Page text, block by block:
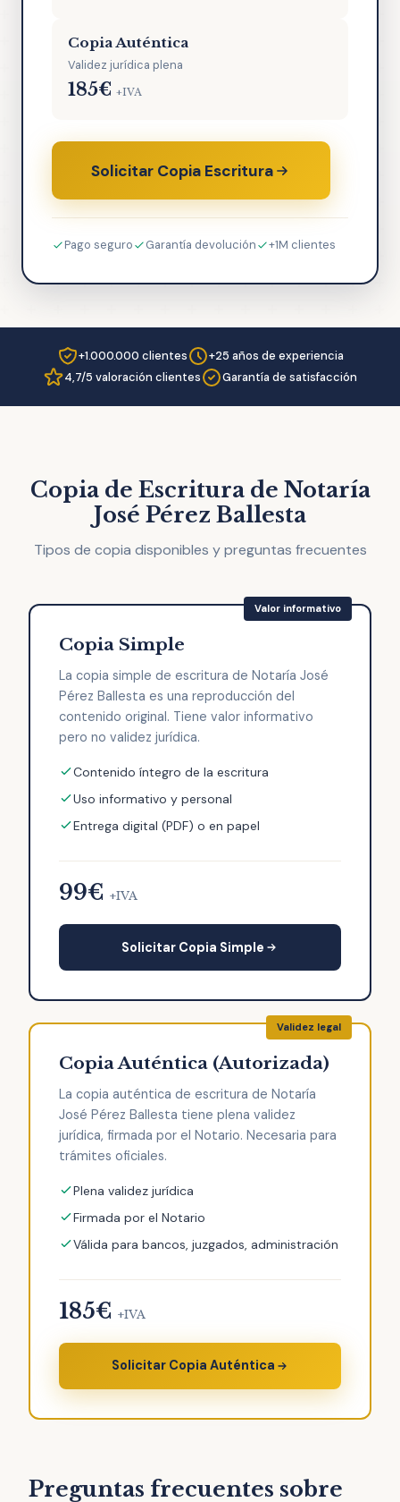
Copia Auténtica
Validez jurídica plena
185€ +IVA
Solicitar Copia Escritura
Pago seguro Garantía devolución +1M clientes
+1.000.000 clientes
+25 años de experiencia
4,7/5 valoración clientes
Garantía de satisfacción
Copia de Escritura de Notaría
José Pérez Ballesta
Tipos de copia disponibles y preguntas frecuentes
Copia Simple
La copia simple de escritura de Notaría José
Pérez Ballesta es una reproducción del
contenido original. Tiene valor informativo
pero no validez jurídica.
Contenido íntegro de la escritura
Uso informativo y personal
Entrega digital (PDF) o en papel
99€ +IVA
Solicitar Copia Simple
Copia Auténtica (Autorizada)
La copia auténtica de escritura de Notaría
José Pérez Ballesta tiene plena validez
jurídica, firmada por el Notario. Necesaria para
trámites oficiales.
Plena validez jurídica
Firmada por el Notario
Válida para bancos, juzgados, administración
185€ +IVA
Solicitar Copia Auténtica
Preguntas frecuentes sobre